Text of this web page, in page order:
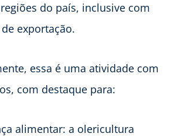
do país, inclusive com
exportação.
essa é uma atividade com
com destaque para:
alimentar: a olericultura